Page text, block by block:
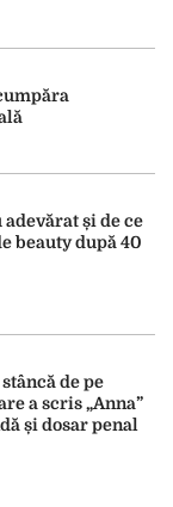
și de ce
beauty după 40
de pe
a scris „Anna”
și dosar penal